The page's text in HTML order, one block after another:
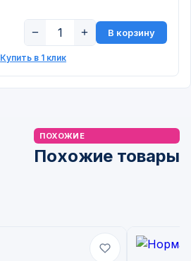
− + В корзину
Купить в 1 клик
ПОХОЖИЕ
Похожие товары